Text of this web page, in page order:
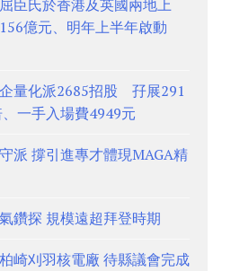
臣氏於香港及英國兩地上
億元、明年上半年啟動
企量化派2685招股 孖展291
一手入場費4949元
派 撐引進專才體現MAGA精
鑽探 規模遠超拜登時期
崎刈羽核電廠 待縣議會完成